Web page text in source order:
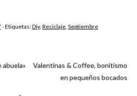
- Etiquetas:Diy, Reciclaje Septiembre
abuela»
Valentinas & Coffee, bonitismo
en pequeños bocados